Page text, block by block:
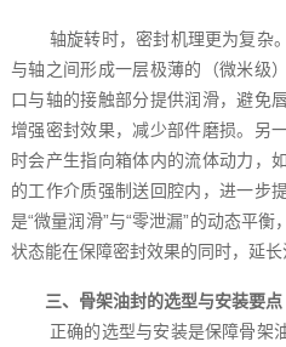
轴旋转时，密封机理更为复杂
与轴之间形成一层极薄的（微米级
口与轴的接触部分提供润滑，避免
增强密封效果，减少部件磨损。另
时会产生指向箱体内的流体动力，
的工作介质强制送回腔内，进一步
是“微量润滑”与“零泄漏”的动态平
状态能在保障密封效果的同时，延长
三、骨架油封的选型与安装要点
正确的选型与安装是保障骨架